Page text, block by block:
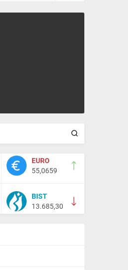
EURO
55,0659
BIST
13.685,30